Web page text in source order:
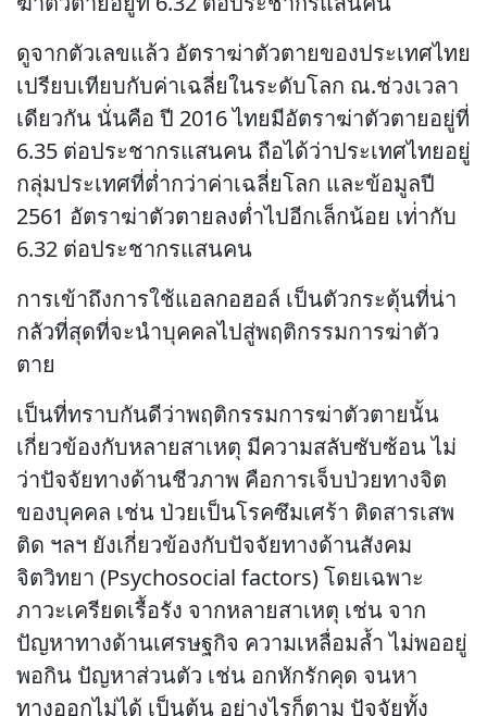
ดูจากตัวเลขแล้ว อัตราฆ่าตัวตายของประเทศไทย
เปรียบเทียบกับค่าเฉลี่ยในระดับโลก ณ.ช่วงเวลา
เดียวกัน นั่นคือ ปี 2016 ไทยมีอัตราฆ่าตัวตายอยู่ที่
6.35 ต่อประชากรแสนคน ถือได้ว่าประเทศไทยอยู่
กลุ่มประเทศที่ต่ำกว่าค่าเฉลี่ยโลก และข้อมูลปี
2561 อัตราฆ่าตัวตายลงต่ำไปอีกเล็กน้อย เท่่ากับ
6.32 ต่อประชากรแสนคน
การเข้าถึงการใช้แอลกอฮอล์ เป็นตัวกระตุ้นที่น่า
กลัวที่สุดที่จะนำบุคคลไปสู่พฤติกรรมการฆ่าตัว
ตาย
เป็นที่ทราบกันดีว่าพฤติกรรมการฆ่าตัวตายนั้น
เกี่ยวข้องกับหลายสาเหตุ มีความสลับซับซ้อน ไม่
ว่าปัจจัยทางด้านชีวภาพ คือการเจ็บป่วยทางจิต
ของบุคคล เช่น ป่วยเป็นโรคซึมเศร้า ติดสารเสพ
ติด ฯลฯ ยังเกี่ยวข้องกับปัจจัยทางด้านสังคม
จิตวิทยา (Psychosocial factors) โดยเฉพาะ
ภาวะเครียดเรื้อรัง จากหลายสาเหตุ เช่น จาก
ปัญหาทางด้านเศรษฐกิจ ความเหลื่อมล้ำ ไม่พออยู่
พอกิน ปัญหาส่วนตัว เช่น อกหักรักคุด จนหา
ทางออกไม่ได้ เป็นต้น อย่างไรก็ตาม ปัจจัยทั้ง